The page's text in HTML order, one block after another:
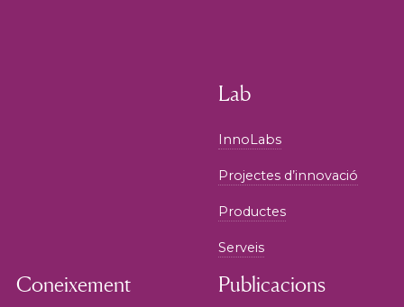
Lab
InnoLabs
Projectes d’innovació
Productes
Serveis
Coneixement Publicacions